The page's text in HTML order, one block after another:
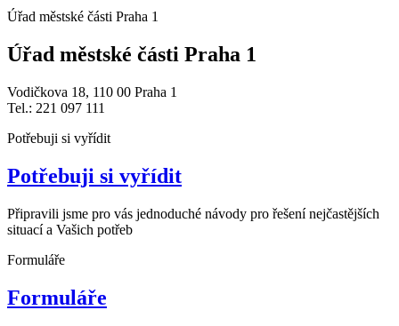
Úřad městské části Praha 1
Úřad městské části Praha 1
Vodičkova 18, 110 00 Praha 1
Tel.: 221 097 111
Potřebuji si vyřídit
Potřebuji si vyřídit
Připravili jsme pro vás jednoduché návody pro řešení nejčastějších
situací a Vašich potřeb
Formuláře
Formuláře